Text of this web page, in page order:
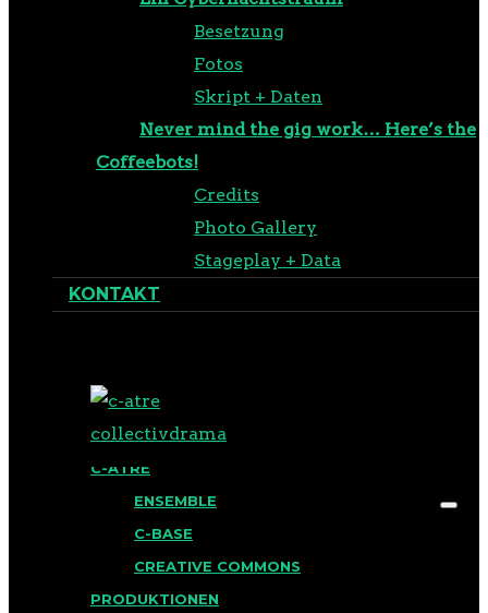
Besetzung
Fotos
Skript + Daten
Never mind the gig work… Here’s the
Coffeebots!
Credits
Photo Gallery
Stageplay + Data
KONTAKT
BLOG
C-ATRE
ENSEMBLE
C-BASE
CREATIVE COMMONS
PRODUKTIONEN